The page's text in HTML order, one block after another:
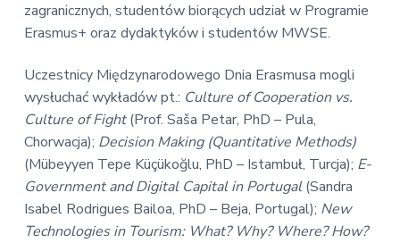
zagranicznych, studentów biorących udział w Programie
Erasmus+ oraz dydaktyków i studentów MWSE.
Uczestnicy Międzynarodowego Dnia Erasmusa mogli
wysłuchać wykładów pt.: Culture of Cooperation vs.
Culture of Fight(Prof. Saša Petar, PhD – Pula,
Chorwacja); Decision Making (Quantitative Methods)
(Mübeyyen Tepe Küçükoğlu, PhD – Istambuł, Turcja); E-
Government and Digital Capital in Portugal(Sandra
Isabel Rodrigues Bailoa, PhD – Beja, Portugal); New
Technologies in Tourism: What? Why? Where? How?